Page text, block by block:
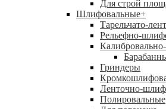
Для строй
Шлифовальные+
Тарельчато-
Рельефно-
Гриндеры
Ленточно-
Полировальные